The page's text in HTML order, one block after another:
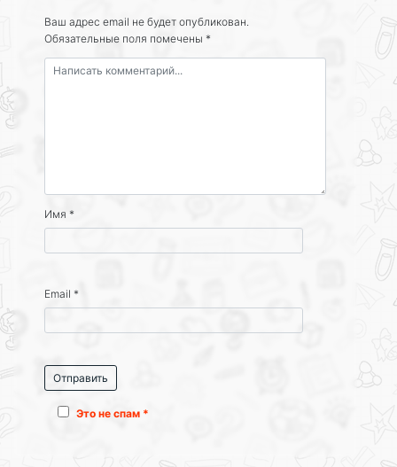
Ваш адрес email не будет опубликован.
Обязательные поля помечены *
Имя *
Email *
Это не спам *